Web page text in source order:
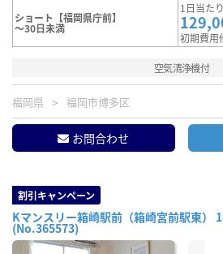
ショート【福岡県庁前】
～30日未満
1日当た
初期費用
空気清浄機付
福岡県 福岡市博多区
お問合わせ
割引キャンペーン
Kマンスリー箱崎駅前（箱崎宮前駅東）
(No.365573)